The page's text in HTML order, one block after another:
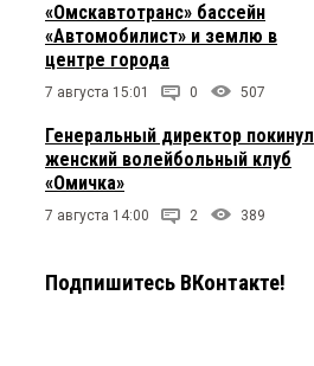
«Омскавтотранс» бассейн
«Автомобилист» и землю в
центре города
7 августа 15:01 0 507
Генеральный директор покинул
женский волейбольный клуб
«Омичка»
7 августа 14:00 2 389
Подпишитесь ВКонтакте!